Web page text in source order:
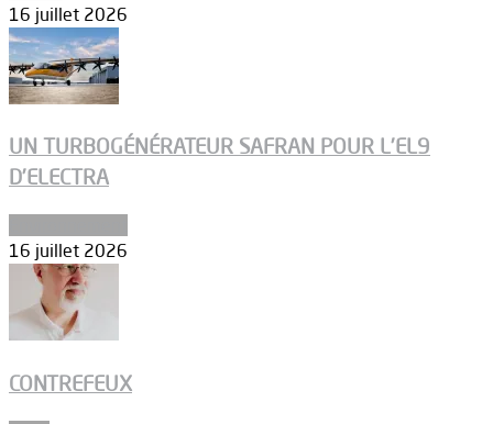
16 juillet 2026
UN TURBOGÉNÉRATEUR SAFRAN POUR L’EL9
D’ELECTRA
16 juillet 2026
CONTREFEUX